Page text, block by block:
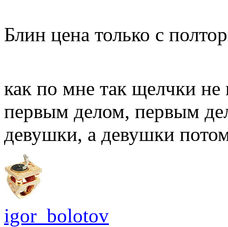
Блин цена только с
как по мне так щелчки
первым делом, первым
девушки, а девушки
igor_bolotov